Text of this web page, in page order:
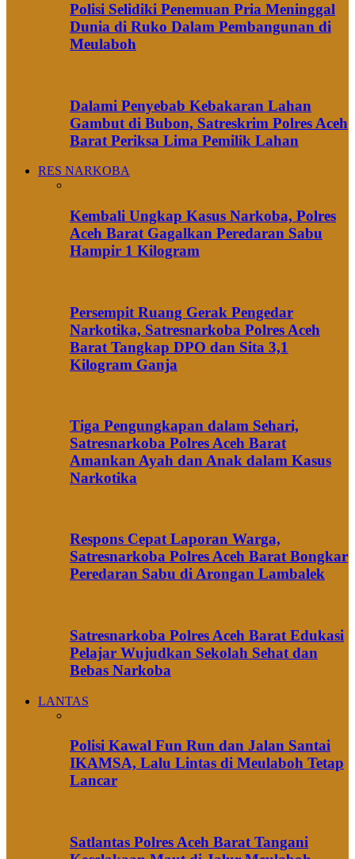
Polisi Selidiki Penemuan Pria Meninggal
Dunia di Ruko Dalam Pembangunan di
Meulaboh
Dalami Penyebab Kebakaran Lahan
Gambut di Bubon, Satreskrim Polres Aceh
Barat Periksa Lima Pemilik Lahan
RES NARKOBA
Kembali Ungkap Kasus Narkoba, Polres
Aceh Barat Gagalkan Peredaran Sabu
Hampir 1 Kilogram
Persempit Ruang Gerak Pengedar
Narkotika, Satresnarkoba Polres Aceh
Barat Tangkap DPO dan Sita 3,1
Kilogram Ganja
Tiga Pengungkapan dalam Sehari,
Satresnarkoba Polres Aceh Barat
Amankan Ayah dan Anak dalam Kasus
Narkotika
Respons Cepat Laporan Warga,
Satresnarkoba Polres Aceh Barat Bongkar
Peredaran Sabu di Arongan Lambalek
Satresnarkoba Polres Aceh Barat Edukasi
Pelajar Wujudkan Sekolah Sehat dan
Bebas Narkoba
LANTAS
Polisi Kawal Fun Run dan Jalan Santai
IKAMSA, Lalu Lintas di Meulaboh Tetap
Lancar
Satlantas Polres Aceh Barat Tangani